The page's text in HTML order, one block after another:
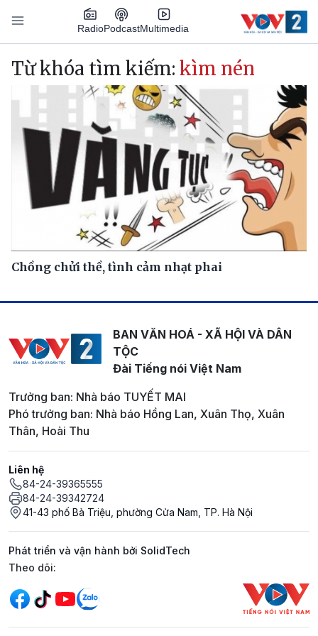
Nhảy đến nội dung
RadioPodcastMultimedia
Main navigation
Từ khóa tìm kiếm: kìm nén
Chồng chửi thề, tình cảm nhạt phai
BAN VĂN HOÁ - XÃ HỘI VÀ DÂN
TỘC
Đài Tiếng nói Việt Nam
Trưởng ban: Nhà báo TUYẾT MAI
Phó trưởng ban: Nhà báo Hồng Lan, Xuân Thọ, Xuân
Thân, Hoài Thu
Liên hệ
84-24-39365555
84-24-39342724
41-43 phố Bà Triệu, phường Cửa Nam, TP. Hà Nội
Phát triển và vận hành bởi SolidTech
Mạng xã hội
Theo dõi: